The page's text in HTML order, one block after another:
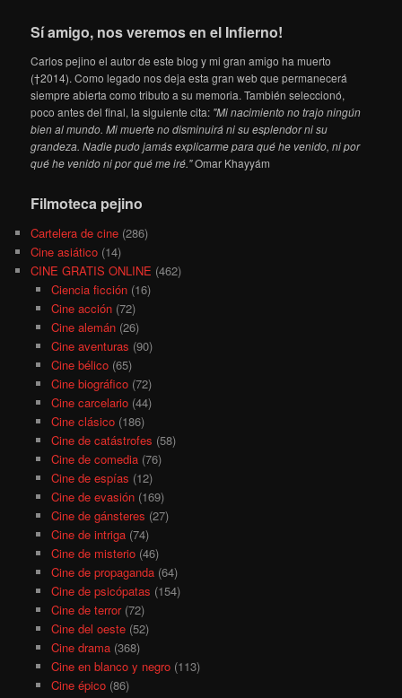
Sí amigo, nos veremos en el Infierno!
Carlos pejino el autor de este blog y mi gran amigo ha muerto
(†2014). Como legado nos deja esta gran web que permanecerá
siempre abierta como tributo a su memoria. También seleccionó,
poco antes del final, la siguiente cita: "Mi nacimiento no trajo ningún
bien al mundo. Mi muerte no disminuirá ni su esplendor ni su
grandeza. Nadie pudo jamás explicarme para qué he venido, ni por
qué he venido ni por qué me iré."Omar Khayyám
Filmoteca pejino
Cartelera de cine (286)
Cine asiático (14)
CINE GRATIS ONLINE (462)
Ciencia ficción(16)
Cine acción(72)
Cine alemán(26)
Cine aventuras (90)
Cine bélico(65)
Cine biográfico(72)
Cine carcelario(44)
Cine clásico(186)
Cine de catástrofes (58)
Cine de comedia(76)
Cine de espías (12)
Cine de evasión(169)
Cine de gánsteres (27)
Cine de intriga(74)
Cine de misterio(46)
Cine de propaganda(64)
Cine de psicópatas (154)
Cine de terror(72)
Cine del oeste(52)
Cine drama(368)
Cine en blanco y negro(113)
Cine épico(86)